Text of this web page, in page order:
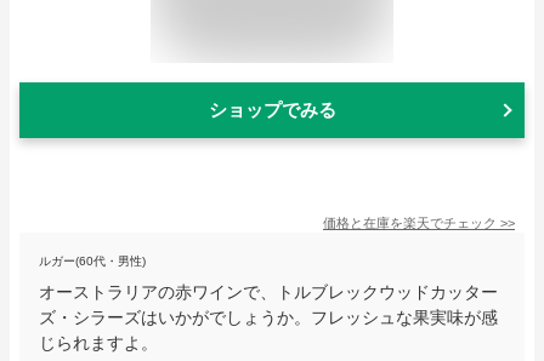
ショップでみる
価格と在庫を楽天でチェック >>
ルガー(60代・男性)
オーストラリアの赤ワインで、トルブレックウッドカッター
ズ・シラーズはいかがでしょうか。フレッシュな果実味が感
じられますよ。